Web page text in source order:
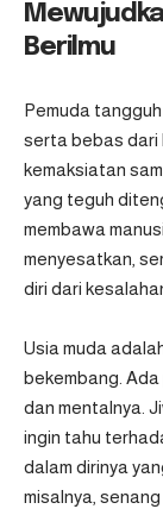
Berilmu
Pemuda
serta bebas dari
kemaksiatan
yang teguh
membawa
menyesatkan,
diri dari
Usia muda
bekembang.
dan mentalnya.
ingin tahu
dalam dirinya
misalnya,